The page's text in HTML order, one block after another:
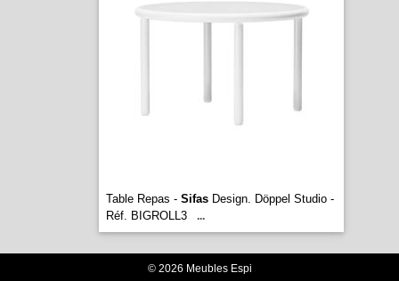
Table Repas - SifasDesign. Döppel Studio -
Réf. BIGROLL3
...
© 2026 Meubles Espi